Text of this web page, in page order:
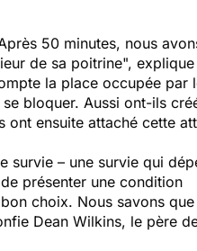
50 minutes, nous
de sa poitrine", explique
la place occupée par
bloquer. Aussi ont-ils
ont ensuite attaché cette
survie – une survie qui
présenter une condition
choix. Nous savons
Dean Wilkins, le père